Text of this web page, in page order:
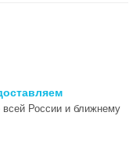
всей России и ближнему